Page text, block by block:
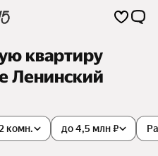
квартиру
Ленинский
комн. до 4,5 млн ₽